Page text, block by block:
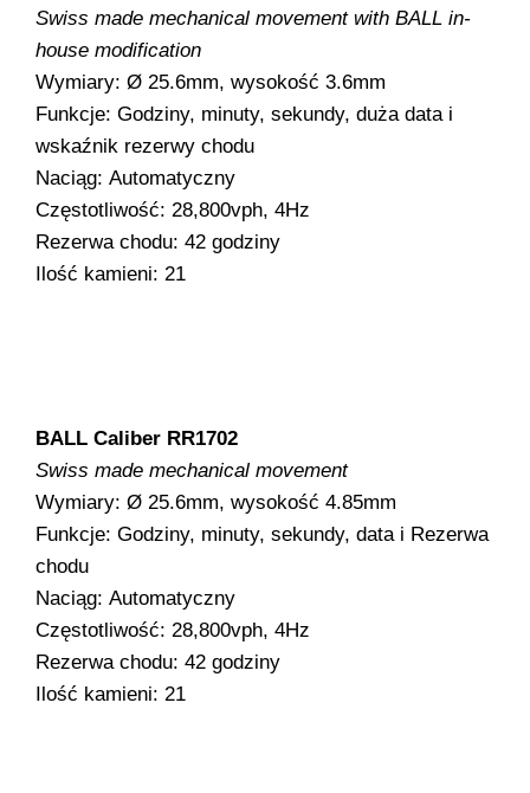
Swiss made mechanical movement with BALL in-
house modification
Wymiary: Ø 25.6mm, wysokość 3.6mm
Funkcje: Godziny, minuty, sekundy, duża data i
wskaźnik rezerwy chodu
Naciąg: Automatyczny
Częstotliwość: 28,800vph, 4Hz
Rezerwa chodu: 42 godziny
Ilość kamieni: 21
BALL Caliber RR1702
Swiss made mechanical movement
Wymiary: Ø 25.6mm, wysokość 4.85mm
Funkcje: Godziny, minuty, sekundy, data i Rezerwa
chodu
Naciąg: Automatyczny
Częstotliwość: 28,800vph, 4Hz
Rezerwa chodu: 42 godziny
Ilość kamieni: 21